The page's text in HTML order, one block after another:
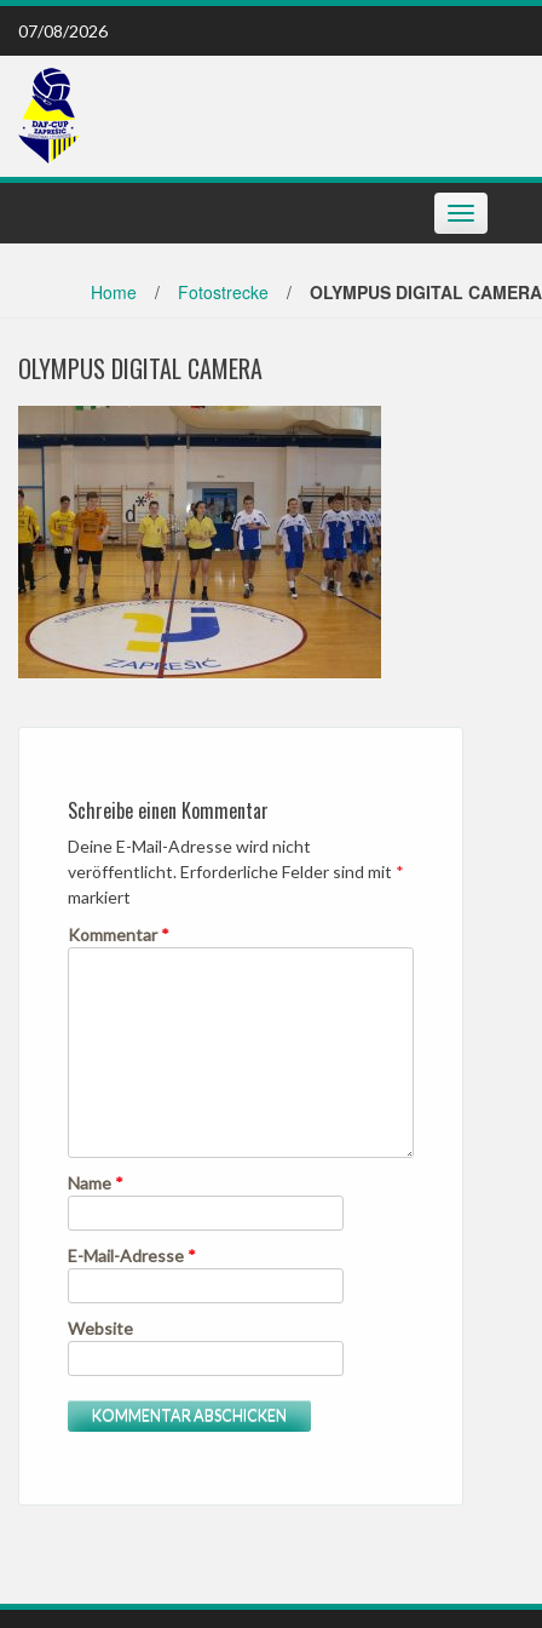
Skip
content
07/08/2026
Toggle
navigation
Home / Fotostrecke / OLYMPUS DIGITAL CAMERA
OLYMPUS DIGITAL CAMERA
Schreibe einen Kommentar
Deine E-Mail-Adresse wird nicht
veröffentlicht.Erforderliche Felder sind mit *
markiert
Kommentar*
Name *
E-Mail-Adresse *
Website